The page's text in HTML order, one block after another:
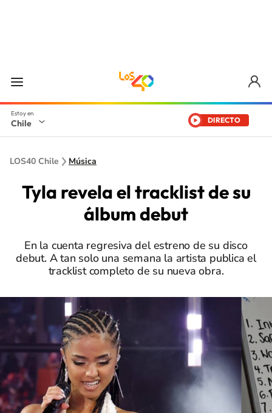
Chile DIRECTO
LOS40 Chile Música
Tyla revela el tracklist de su
álbum debut
En la cuenta regresiva del estreno de su disco
debut. A tan solo una semana la artista publica el
tracklist completo de su nueva obra.